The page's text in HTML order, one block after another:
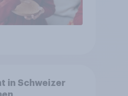
in Schweizer